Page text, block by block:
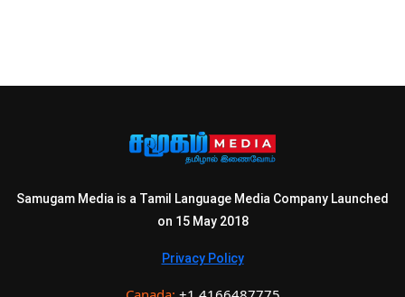
Samugam Media is a Tamil Language Media Company Launched
on 15 May 2018
Privacy Policy